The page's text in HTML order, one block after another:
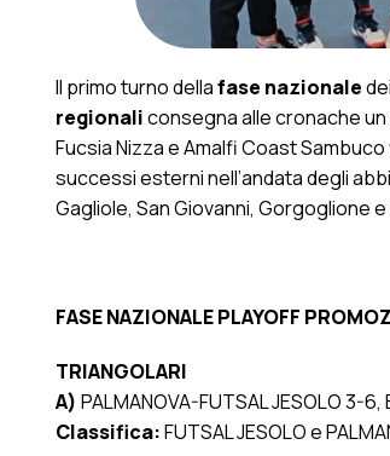
Il primo turno dellafase nazionaledei
regionaliconsegna alle cronache
Fucsia Nizza e Amalfi Coast
successi esterni nell’andata degli
Gagliole, San Giovanni, Gorgoglione
FASE NAZIONALE PLAYOFF
TRIANGOLARI
A) PALMANOVA-FUTSAL JESOLO 3-
Classifica:FUTSAL JESOLO e